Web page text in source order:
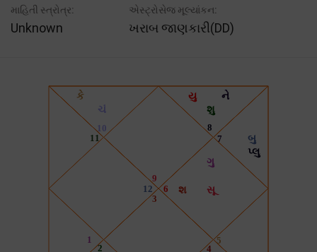
માહિતી સ્ત્રોત્ર:
Unknown
એસ્ટ્રોસેજ મૂલ્યાંકન:
ખરાબ જાણકારી(DD)